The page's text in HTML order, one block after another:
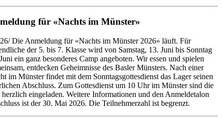
für «Nachts im Münster»
Die Anmeldung für «Nachts im Münster 2026» läuft. Für
der 5. bis 7. Klasse wird von Samstag, 13. Juni bis Sonntag
ein ganz besonderes Camp angeboten. Wir essen und spielen
entdecken Geheimnisse des Basler Münsters. Nach einer
im Münster findet mit dem Sonntagsgottesdienst das Lager seinen
Abschluss. Zum Gottesdienst um 10 Uhr im Münster sind die
eingeladen. Weitere Informationen und den Anmeldetalon
ist der 30. Mai 2026. Die Teilnehmerzahl ist begrenzt.